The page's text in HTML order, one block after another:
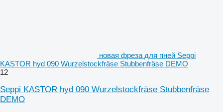
новая фреза для пней Seppi
KASTOR hyd 090 Wurzelstockfräse Stubbenfräse DEMO
12
Seppi KASTOR hyd 090 Wurzelstockfräse Stubbenfräse
DEMO